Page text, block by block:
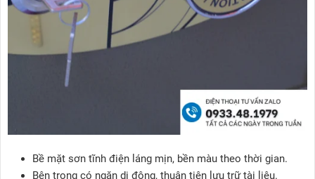
Bề mặt sơn tĩnh điện láng mịn, bền màu theo thời gian.
Bên trong có ngăn di động, thuận tiện lưu trữ tài liệu.